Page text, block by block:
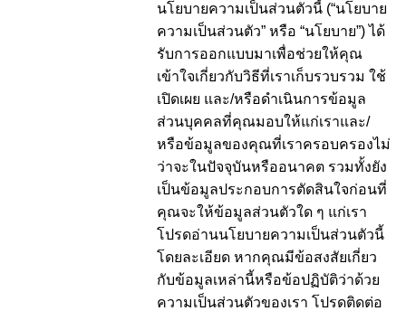
นโยบายความเป็นส่วนตัวนี้ (“นโยบาย
ความเป็นส่วนตัว” หรือ “นโยบาย”) ได้
รับการออกแบบมาเพื่อช่วยให้คุณ
เข้าใจเกี่ยวกับวิธีที่เราเก็บรวบรวม ใช้
เปิดเผย และ/หรือดำเนินการข้อมูล
ส่วนบุคคลที่คุณมอบให้แก่เราและ/
หรือข้อมูลของคุณที่เราครอบครองไม่
ว่าจะในปัจจุบันหรืออนาคต รวมทั้งยัง
เป็นข้อมูลประกอบการตัดสินใจก่อนที่
คุณจะให้ข้อมูลส่วนตัวใด ๆ แก่เรา
โปรดอ่านนโยบายความเป็นส่วนตัวนี้
โดยละเอียด หากคุณมีข้อสงสัยเกี่ยว
กับข้อมูลเหล่านี้หรือข้อปฏิบัติว่าด้วย
ความเป็นส่วนตัวของเรา โปรดติดต่อ